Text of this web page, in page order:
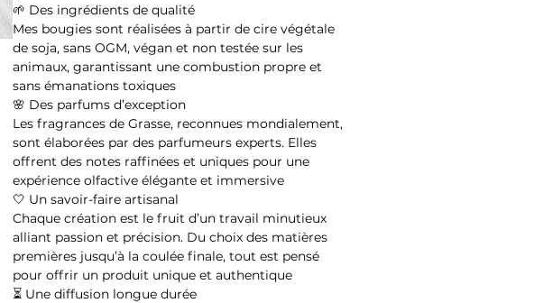
🌱 Des ingrédients de qualité
Mes bougies sont réalisées à partir de cire végétale
de soja, sans OGM, végan et non testée sur les
animaux, garantissant une combustion propre et
sans émanations toxiques
🌸 Des parfums d’exception
Les fragrances de Grasse, reconnues mondialement,
sont élaborées par des parfumeurs experts. Elles
offrent des notes raffinées et uniques pour une
expérience olfactive élégante et immersive
🤍 Un savoir-faire artisanal
Chaque création est le fruit d’un travail minutieux
alliant passion et précision. Du choix des matières
premières jusqu’à la coulée finale, tout est pensé
pour offrir un produit unique et authentique
⏳ Une diffusion longue durée